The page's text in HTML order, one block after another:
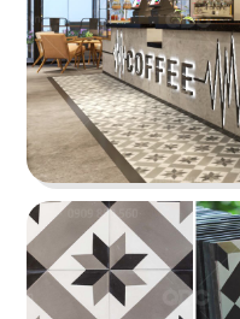
13
MARINA
Coffee